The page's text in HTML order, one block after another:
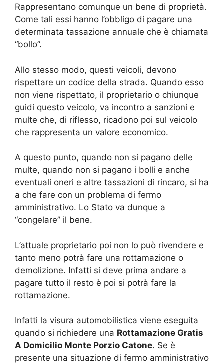
Rappresentano comunque un bene di proprietà.
Come tali essi hanno l’obbligo di pagare una
determinata tassazione annuale che è chiamata
“bollo”.
Allo stesso modo, questi veicoli, devono
rispettare un codice della strada. Quando esso
non viene rispettato, il proprietario o chiunque
guidi questo veicolo, va incontro a sanzioni e
multe che, di riflesso, ricadono poi sul veicolo
che rappresenta un valore economico.
A questo punto, quando non si pagano delle
multe, quando non si pagano i bolli e anche
eventuali oneri e altre tassazioni di rincaro, si ha
a che fare con un problema di fermo
amministrativo. Lo Stato va dunque a
“congelare” il bene.
L’attuale proprietario poi non lo può rivendere e
tanto meno potrà fare una rottamazione o
demolizione. Infatti si deve prima andare a
pagare tutto il resto è poi si potrà fare la
rottamazione.
Infatti la visura automobilistica viene eseguita
quando si richiedere una Rottamazione Gratis
A Domicilio Monte Porzio Catone. Se è
presente una situazione di fermo amministrativo